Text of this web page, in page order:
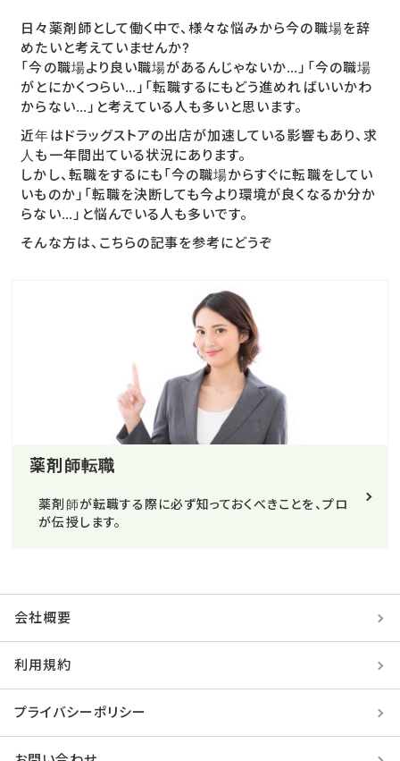
日々薬剤師として働く中で、様々な悩みから今の職場を辞
めたいと考えていませんか?
「今の職場より良い職場があるんじゃないか…」「今の職場
がとにかくつらい…」「転職するにもどう進めればいいかわ
からない…」と考えている人も多いと思います。
近年はドラッグストアの出店が加速している影響もあり、求
人も一年間出ている状況にあります。
しかし、転職をするにも「今の職場からすぐに転職をしてい
いものか」「転職を決断しても今より環境が良くなるか分か
らない…」と悩んでいる人も多いです。
そんな方は、こちらの記事を参考にどうぞ
薬剤師転職
薬剤師が転職する際に必ず知っておくべきことを、プロ
が伝授します。
会社概要
利用規約
プライバシーポリシー